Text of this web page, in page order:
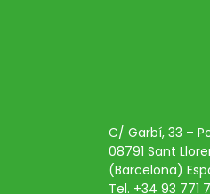
C/ Garbí, 33 –
08791 Sant
(Barcelona)
Tel. +34 93 771